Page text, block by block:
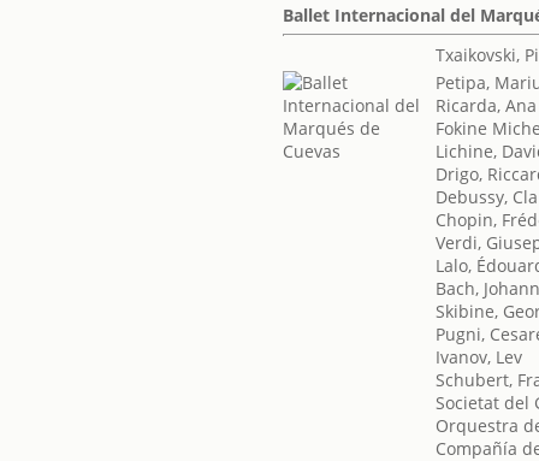
Ballet Internacional del
Txaikovski,
Petipa,
Ricarda, Ana
Fokine
Lichine,
Drigo,
Debussy,
Chopin,
Verdi,
Lalo,
Bach,
Skibine,
Pugni,
Ivanov, Lev
Schubert,
Societat del
Orquestra
Compañía